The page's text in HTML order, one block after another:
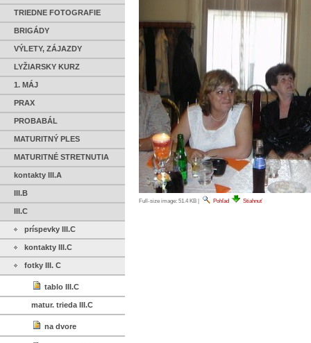
Full-size image: 51.4 KB | Pohľad Stiahnuť
TRIEDNE FOTOGRAFIE
BRIGÁDY
VÝLETY, ZÁJAZDY
LYŽIARSKY KURZ
1. MÁJ
PRAX
PROBABÁL
MATURITNÝ PLES
MATURITNÉ STRETNUTIA
kontakty III.A
III.B
III.C
príspevky III.C
kontakty III.C
fotky III. C
tablo III.C
matur. trieda III.C
na dvore